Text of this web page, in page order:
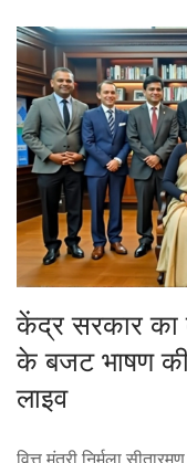
केंद्र सरकार का
के बजट भाषण
लाइव
वित्त मंत्री निर्मला